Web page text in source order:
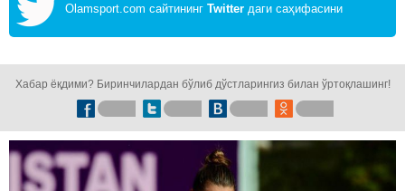
Olamsport.com сайтининг Twitter даги саҳифасини
Хабар ёқдими? Биринчилардан бўлиб дўстларингиз билан ўртоқлашинг!